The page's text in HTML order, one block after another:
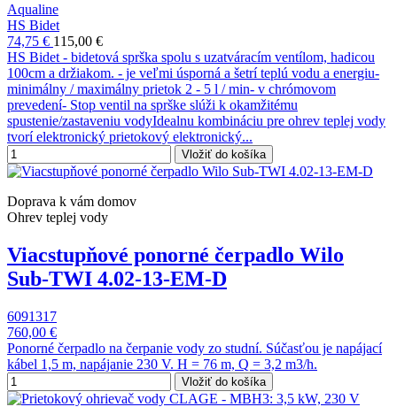
Aqualine
HS Bidet
74,75 € 115,00 €
HS Bidet - bidetová sprška spolu s uzatváracím ventílom, hadicou
100cm a držiakom. - je veľmi úsporná a šetrí teplú vodu a energiu-
minimálny / maximálny prietok 2 - 5 l / min- v chrómovom
prevedení- Stop ventil na sprške slúži k okamžitému
spustenie/zastaveniu vodyIdealnu kombináciu pre ohrev teplej vody
tvorí elektronický prietokový elektronický...
Vložiť do košíka
Doprava k vám domov
Ohrev teplej vody
Viacstupňové ponorné čerpadlo Wilo
Sub-TWI 4.02-13-EM-D
6091317
760,00 €
Ponorné čerpadlo na čerpanie vody zo studní. Súčasťou je napájací
kábel 1,5 m, napájanie 230 V. H = 76 m, Q = 3,2 m3/h.
Vložiť do košíka